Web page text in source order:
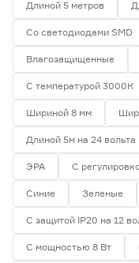
5
Индекс
58
82
Тип светодиода
SMD2835
SMD3535 СОВ
SMD5050
СОВ
Длиной 5 метров
Со светодиодами SMD
Влагозащищенные
С температурой 3000К
Шириной 8 мм
Длиной 5м на 24 вольта
ЭРА С
Синие Зеленые
С защитой IP20 на 12
С мощностью 8 Вт